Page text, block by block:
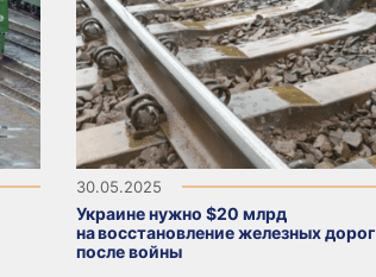
30.05.2025
Украине нужно $20 млрд
на восстановление железных дорог
после войны